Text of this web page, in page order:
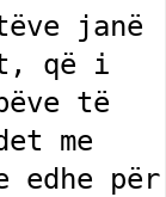
që i
të
me
për